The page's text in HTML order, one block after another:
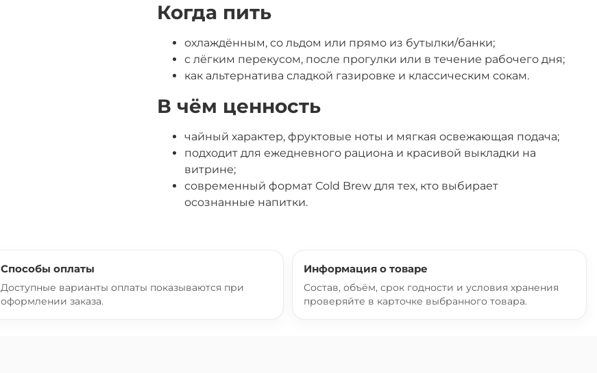
Когда пить
охлаждённым, со льдом или прямо из бутылки/банки;
с лёгким перекусом, после прогулки или в течение рабочего дня;
как альтернатива сладкой газировке и классическим сокам.
В чём ценность
чайный характер, фруктовые ноты и мягкая освежающая подача;
подходит для ежедневного рациона и красивой выкладки на
витрине;
современный формат Cold Brew для тех, кто выбирает
осознанные напитки.
Способы оплаты
Доступные варианты оплаты показываются при
оформлении заказа.
Информация о товаре
Состав, объём, срок годности и условия хранения
проверяйте в карточке выбранного товара.